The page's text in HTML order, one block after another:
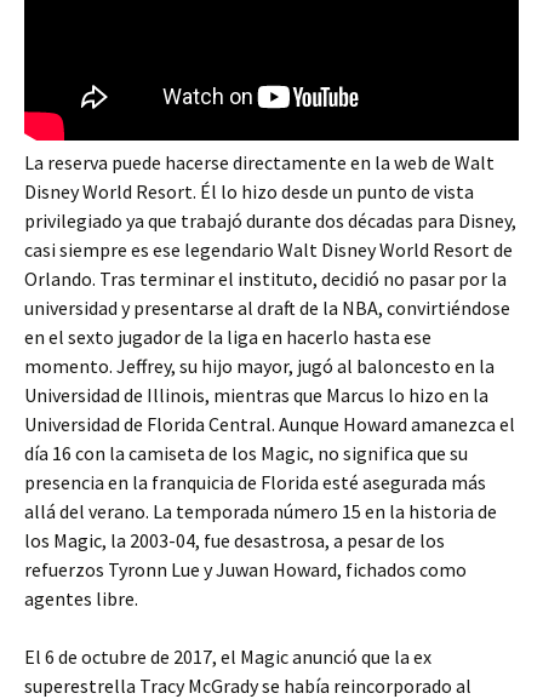
La reserva puede hacerse directamente en la web de Walt
Disney World Resort. Él lo hizo desde un punto de vista
privilegiado ya que trabajó durante dos décadas para Disney,
casi siempre es ese legendario Walt Disney World Resort de
Orlando. Tras terminar el instituto, decidió no pasar por la
universidad y presentarse al draft de la NBA, convirtiéndose
en el sexto jugador de la liga en hacerlo hasta ese
momento. Jeffrey, su hijo mayor, jugó al baloncesto en la
Universidad de Illinois, mientras que Marcus lo hizo en la
Universidad de Florida Central. Aunque Howard amanezca el
día 16 con la camiseta de los Magic, no significa que su
presencia en la franquicia de Florida esté asegurada más
allá del verano. La temporada número 15 en la historia de
los Magic, la 2003-04, fue desastrosa, a pesar de los
refuerzos Tyronn Lue y Juwan Howard, fichados como
agentes libre.
El 6 de octubre de 2017, el Magic anunció que la ex
superestrella Tracy McGrady se había reincorporado al